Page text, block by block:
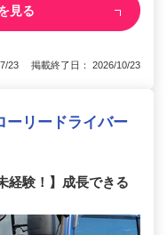
見る
23 掲載終了日： 2026/10/23
ーリードライバー
経験！】成長できる